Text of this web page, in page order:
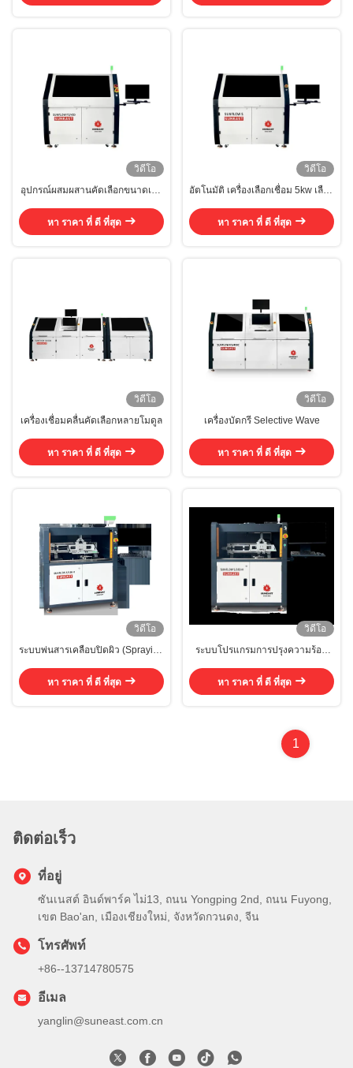
วิดีโอ
อุปกรณ์ผสมผสานคัดเลือกขนาดเล็ก
หา ราคา ที่ ดี ที่สุด
วิดีโอ
อัตโนมัติ เครื่องเลือกเชื่อม 5kw เลือก
หา ราคา ที่ ดี ที่สุด
วิดีโอ
เครื่องเชื่อมคลื่นคัดเลือกหลายโมดูล
หา ราคา ที่ ดี ที่สุด
วิดีโอ
เครื่องบัดกรี Selective Wave
หา ราคา ที่ ดี ที่สุด
วิดีโอ
ระบบพ่นสารเคลือบปิดผิว (Spraying
เลือกจุด (Selective Soldering
Machine) ระบบตรวจสอบด้วยภาพ
หา ราคา ที่ ดี ที่สุด
วิดีโอ
ระบบโปรแกรมการปรุงความร้อน
เลือก ความมั่นคงสูง
หา ราคา ที่ ดี ที่สุด
1
ติดต่อเร็ว
ที่อยู่
ซันเนสต์ อินด์พาร์ค ไม่13, ถนน Yongping 2nd, ถนน Fuyong,
เขต Bao'an, เมืองเชียงใหม่, จังหวัดกวนดง, จีน
โทรศัพท์
+86--13714780575
อีเมล
yanglin@suneast.com.cn